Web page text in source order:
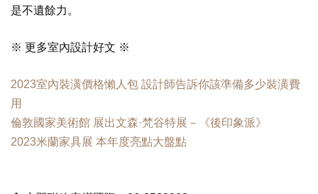
是不遺餘力。
※ 更多室內設計好文 ※
2023室內裝潢價格懶人包 設計師告訴你該準備多少裝潢費
用
倫敦國家美術館 展出文森·梵谷特展－《後印象派》
2023米蘭家具展 本年度亮點大盤點